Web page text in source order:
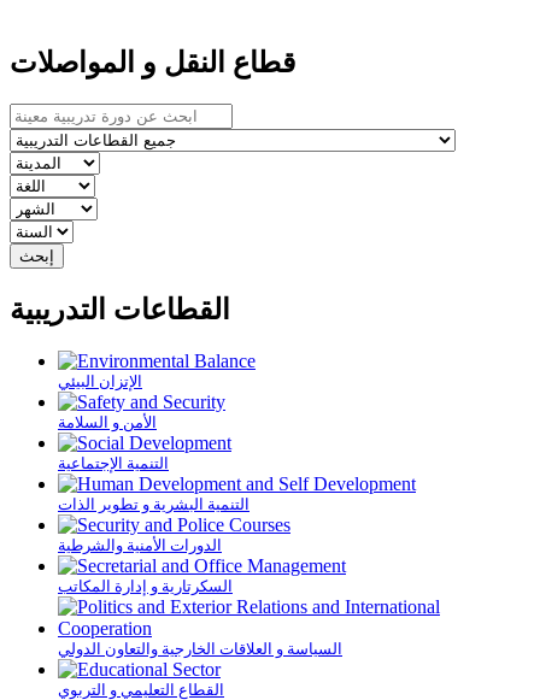
قطاع النقل و المواصلات
القطاعات التدريبية
الإتزان البيئي
الأمن و السلامة
التنمية الإجتماعية
التنمية البشرية و تطوير الذات
الدورات الأمنية والشرطية
السكرتارية و إدارة المكاتب
السياسة و العلاقات الخارجية والتعاون الدولي
القطاع التعليمي و التربوي